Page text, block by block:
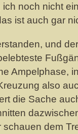
noch nicht
ist auch gar
und
Ampelphase,
also
die Sache
dem